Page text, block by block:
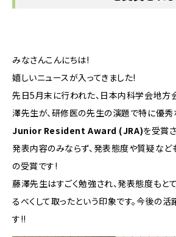
みなさんこんにちは!
嬉しいニュースが入ってきました!
先日5月末に行われた、日本内科学会地方
澤先生が、研修医の先生の演題で特に優
Junior Resident Award (JRA)を受賞
発表内容のみならず、発表態度や質疑な
の受賞です!
藤澤先生はすごく勉強され、発表態度もと
るべくして取ったという印象です。今後の
す!!